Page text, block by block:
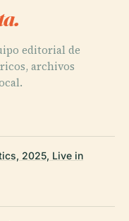
editorial de
archivos
2025, Live in